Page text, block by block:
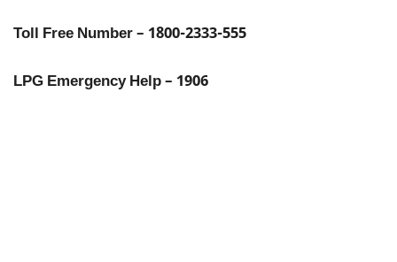
Toll Free Number – 1800-2333-555
LPG Emergency Help – 1906